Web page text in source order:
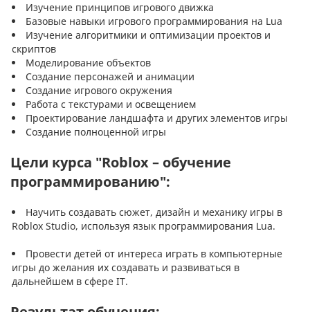
Изучение принципов игрового движка
Базовые навыки игрового программирования на Lua
Изучение алгоритмики и оптимизации проектов и
скриптов
Моделирование объектов
Создание персонажей и анимации
Создание игрового окружения
Работа с текстурами и освещением
Проектирование ландшафта и других элементов игры
Создание полноценной игры
Цели курса "Roblox – обучение
программированию":
Научить создавать сюжет, дизайн и механику игры в
Roblox Studio, используя язык программирования Lua.
Провести детей от интереса играть в компьютерные
игры до желания их создавать и развиваться в
дальнейшем в сфере IT.